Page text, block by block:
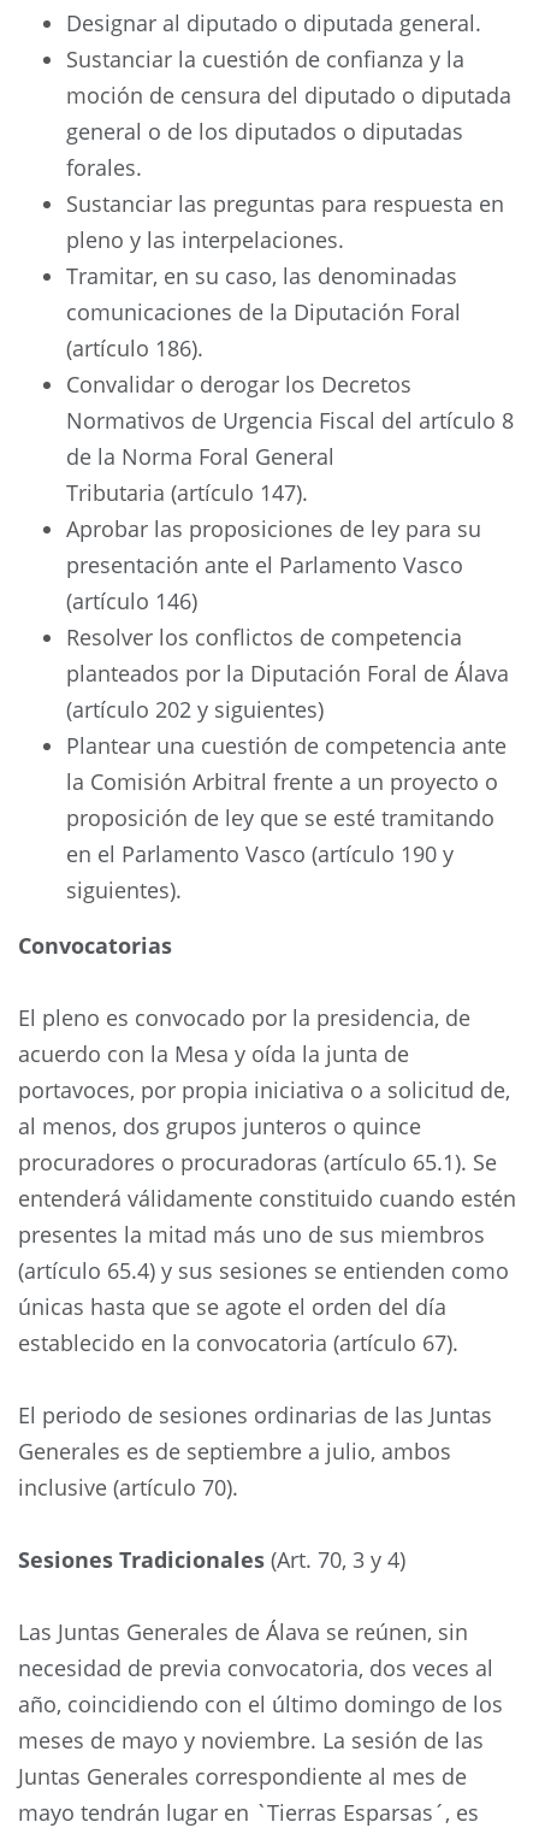
Designar al diputado o diputada general.
Sustanciar la cuestión de confianza y la
moción de censura del diputado o diputada
general o de los diputados o diputadas
forales.
Sustanciar las preguntas para respuesta en
pleno y las interpelaciones.
Tramitar, en su caso, las denominadas
comunicaciones de la Diputación Foral
(artículo 186).
Convalidar o derogar los Decretos
Normativos de Urgencia Fiscal del artículo 8
de la Norma Foral General
Tributaria (artículo 147).
Aprobar las proposiciones de ley para su
presentación ante el Parlamento Vasco
(artículo 146)
Resolver los conflictos de competencia
planteados por la Diputación Foral de Álava
(artículo 202 y siguientes)
Plantear una cuestión de competencia ante
la Comisión Arbitral frente a un proyecto o
proposición de ley que se esté tramitando
en el Parlamento Vasco (artículo 190 y
siguientes).
Convocatorias
El pleno es convocado por la presidencia, de
acuerdo con la Mesa y oída la junta de
portavoces, por propia iniciativa o a solicitud de,
al menos, dos grupos junteros o quince
procuradores o procuradoras (artículo 65.1). Se
entenderá válidamente constituido cuando estén
presentes la mitad más uno de sus miembros
(artículo 65.4) y sus sesiones se entienden como
únicas hasta que se agote el orden del día
establecido en la convocatoria (artículo 67).
El periodo de sesiones ordinarias de las Juntas
Generales es de septiembre a julio, ambos
inclusive (artículo 70).
Sesiones Tradicionales (Art. 70, 3 y 4)
Las Juntas Generales de Álava se reúnen, sin
necesidad de previa convocatoria, dos veces al
año, coincidiendo con el último domingo de los
meses de mayo y noviembre. La sesión de las
Juntas Generales correspondiente al mes de
mayo tendrán lugar en `Tierras Esparsas´, es